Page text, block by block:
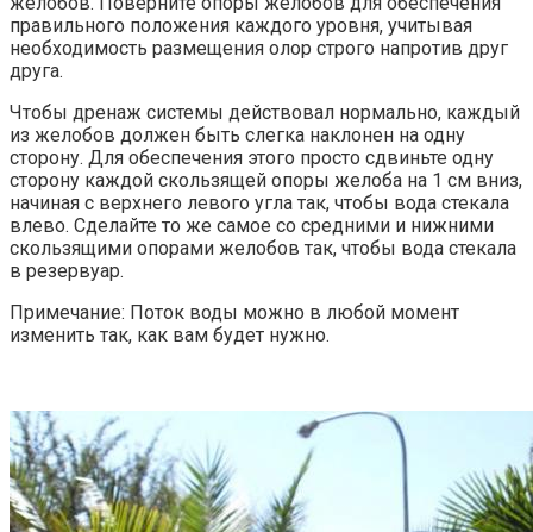
правильного положения каждого уровня, учитывая
необходимость размещения олор строго напротив друг
друга.
Чтобы дренаж системы действовал нормально, каждый
из желобов должен быть слегка наклонен на одну
сторону. Для обеспечения этого просто сдвиньте одну
сторону каждой скользящей опоры желоба на 1 см вниз,
начиная с верхнего левого угла так, чтобы вода стекала
влево. Сделайте то же самое со средними и нижними
скользящими опорами желобов так, чтобы вода стекала
в резервуар.
Примечание: Поток воды можно в любой момент
изменить так, как вам будет нужно.